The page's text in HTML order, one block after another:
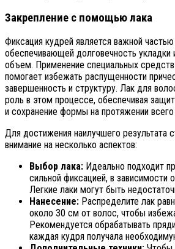
Закрепление с помощью лака
Фиксация кудрей является важной частью
обеспечивающей долговечность
объем. Применение специальных
помогает избежать распущенности
завершенность и структуру. Лак для
роль в этом процессе, обеспечивая
и сохранение формы на протяжении всего
Для достижения наилучшего результата
внимание на несколько аспектов:
Выбор лака: Идеально подходит
сильной фиксацией, в
Легкие лаки могут быть
Нанесение: Распределите лак
около 30 см от волос, чтобы
Рекомендуется обрабатывать
каждая кудря получала